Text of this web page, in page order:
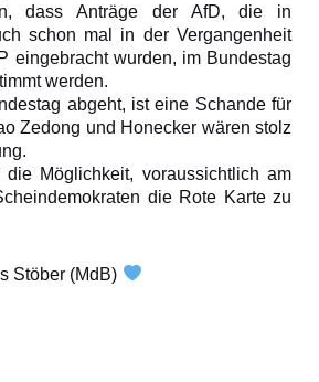
dass Anträge der AfD, die in
schon mal in der Vergangenheit
eingebracht wurden, im Bundestag
werden.
abgeht, ist eine Schande für
Zedong und Honecker wären stolz
Möglichkeit, voraussichtlich am
die Rote Karte zu
Stöber (MdB)